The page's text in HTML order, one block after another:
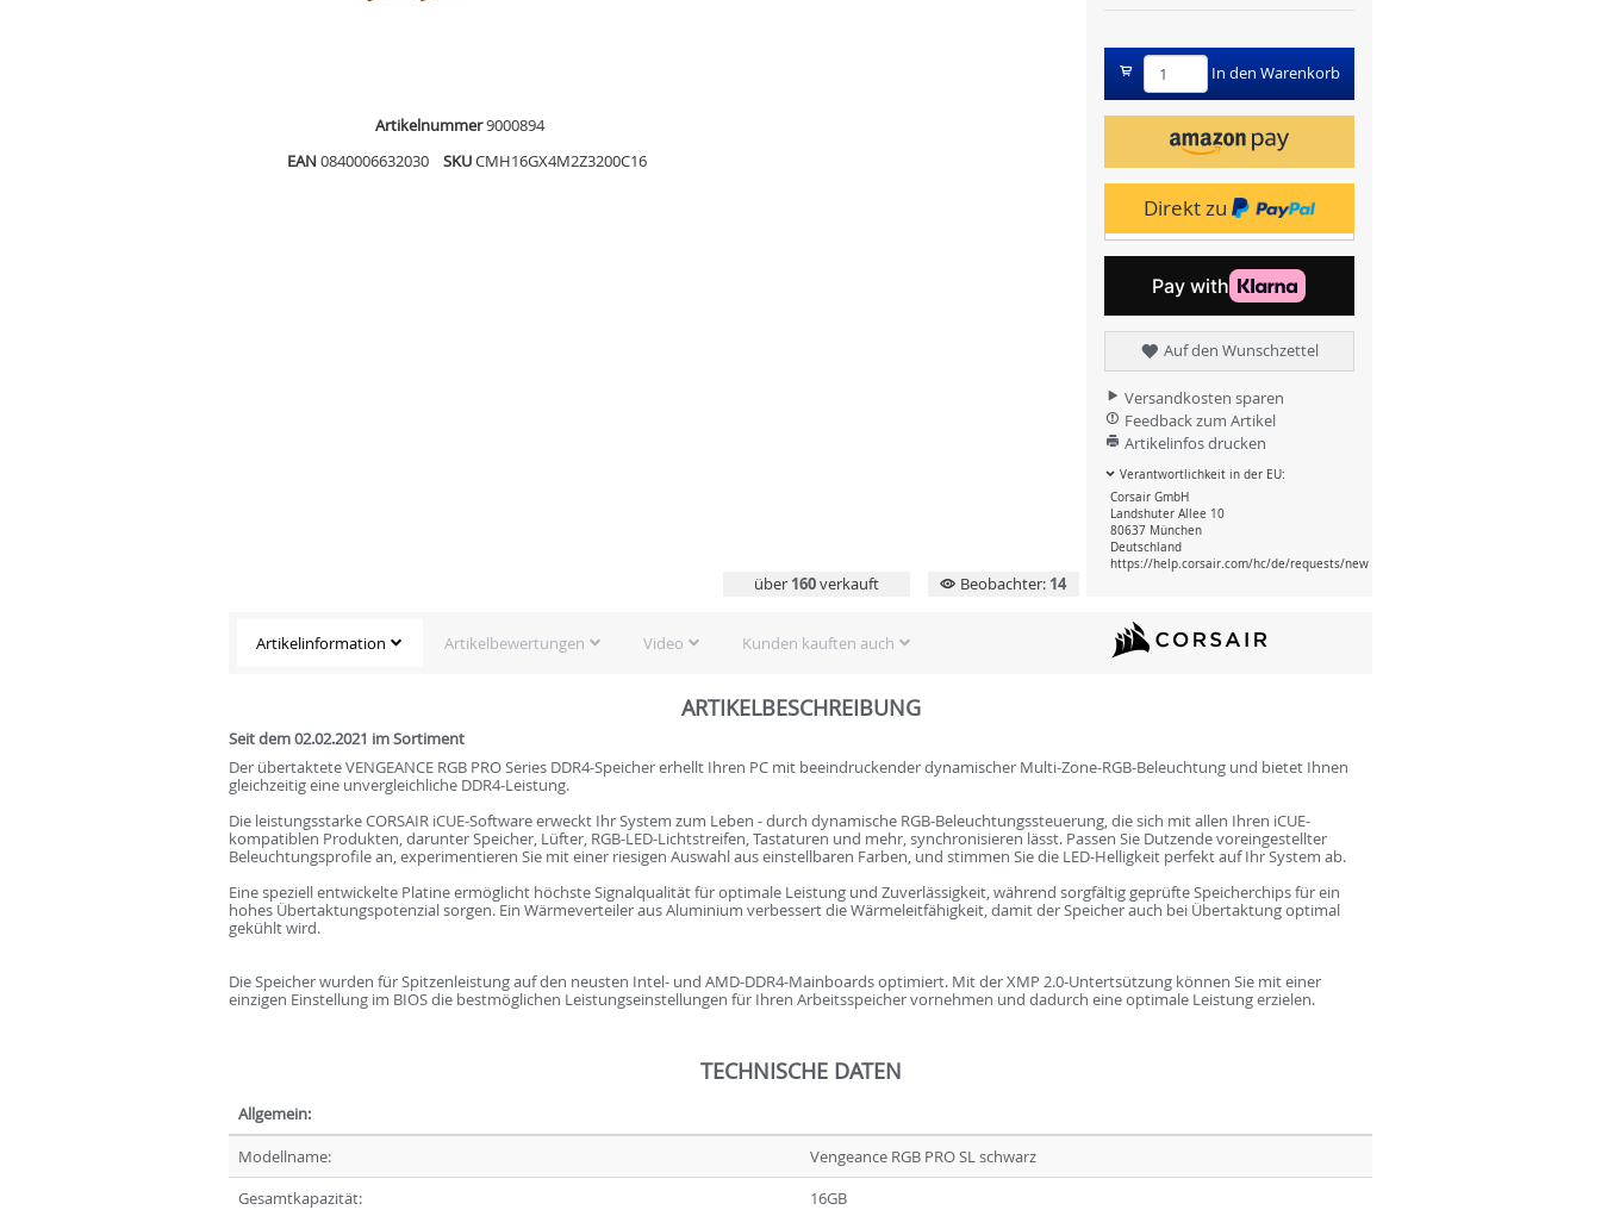
Artikelnummer9000894
EAN 0840006632030 SKUCMH16GX4M2Z3200C16
über 160verkauft Beobachter: 14
In den Warenkorb
Direkt zu
Auf den Wunschzettel
Versandkosten sparen
Feedback zum Artikel
Artikelinfos drucken
Verantwortlichkeit in der EU:
Corsair GmbH
Landshuter Allee 10
80637 München
Deutschland
https://help.corsair.com/hc/de/requests/new
Artikelinformation Artikelbewertungen Video Kunden kauften auch
ARTIKELBESCHREIBUNG
Seit dem 02.02.2021 im Sortiment
Der übertaktete VENGEANCE RGB PRO Series DDR4-Speicher erhellt Ihren PC mit beeindruckender dynamischer Multi-Zone-RGB-Beleuchtung und bietet Ihnen
gleichzeitig eine unvergleichliche DDR4-Leistung.
Die leistungsstarke CORSAIR iCUE-Software erweckt Ihr System zum Leben - durch dynamische RGB-Beleuchtungssteuerung, die sich mit allen Ihren iCUE-
kompatiblen Produkten, darunter Speicher, Lüfter, RGB-LED-Lichtstreifen, Tastaturen und mehr, synchronisieren lässt. Passen Sie Dutzende voreingestellter
Beleuchtungsprofile an, experimentieren Sie mit einer riesigen Auswahl aus einstellbaren Farben, und stimmen Sie die LED-Helligkeit perfekt auf Ihr System ab.
Eine speziell entwickelte Platine ermöglicht höchste Signalqualität für optimale Leistung und Zuverlässigkeit, während sorgfältig geprüfte Speicherchips für ein
hohes Übertaktungspotenzial sorgen. Ein Wärmeverteiler aus Aluminium verbessert die Wärmeleitfähigkeit, damit der Speicher auch bei Übertaktung optimal
gekühlt wird.
Die Speicher wurden für Spitzenleistung auf den neusten Intel- und AMD-DDR4-Mainboards optimiert. Mit der XMP 2.0-Untertsützung können Sie mit einer
einzigen Einstellung im BIOS die bestmöglichen Leistungseinstellungen für Ihren Arbeitsspeicher vornehmen und dadurch eine optimale Leistung erzielen.
TECHNISCHE DATEN
Allgemein:
Modellname:
Vengeance RGB PRO SL schwarz
Gesamtkapazität:
16GB